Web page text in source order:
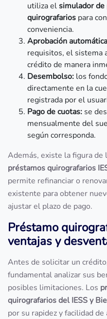
utiliza elsimulador
quirografarios para
conveniencia.
Aprobación
requisitos, el sistema
crédito de manera
Desembolso: los
directamente en la
registrada por el
Pago de cuotas: se
mensualmente del
según corresponda.
Además, existe la figura de
préstamos quirografarios
permite refinanciar o
existente para obtener
ajustar el plazo de pago.
Préstamo
ventajas y
Antes de solicitar un
fundamental analizar sus
posibles limitaciones. Los
quirografarios del IESS y
por su rapidez y facilidad de